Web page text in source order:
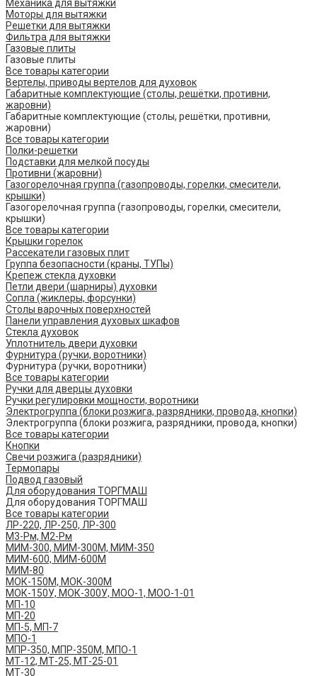
Механика для вытяжки
Моторы для вытяжки
Решетки для вытяжки
Фильтра для вытяжки
Газовые плиты
Газовые плиты
Все товары категории
Вертелы, приводы вертелов для духовок
Габаритные комплектующие (столы, решётки, противни,
жаровни)
Габаритные комплектующие (столы, решётки, противни,
жаровни)
Все товары категории
Полки-решетки
Подставки для мелкой посуды
Противни (жаровни)
Газогорелочная группа (газопроводы, горелки, смесители,
крышки)
Газогорелочная группа (газопроводы, горелки, смесители,
крышки)
Все товары категории
Крышки горелок
Рассекатели газовых плит
Группа безопасности (краны, ТУПы)
Крепеж стекла духовки
Петли двери (шарниры) духовки
Сопла (жиклеры, форсунки)
Столы варочных поверхностей
Панели управления духовых шкафов
Стекла духовок
Уплотнитель двери духовки
Фурнитура (ручки, воротники)
Фурнитура (ручки, воротники)
Все товары категории
Ручки для дверцы духовки
Ручки регулировки мощности, воротники
Электрогруппа (блоки розжига, разрядники, провода, кнопки)
Электрогруппа (блоки розжига, разрядники, провода, кнопки)
Все товары категории
Кнопки
Свечи розжига (разрядники)
Термопары
Подвод газовый
Для оборудования ТОРГМАШ
Для оборудования ТОРГМАШ
Все товары категории
ЛР-220, ЛР-250, ЛР-300
М3-Рм, М2-Рм
МИМ-300, МИМ-300М, МИМ-350
МИМ-600, МИМ-600М
МИМ-80
МОК-150М, МОК-300М
МОК-150У, МОК-300У, МОО-1, МОО-1-01
МП-10
МП-20
МП-5, МП-7
МПО-1
МПР-350, МПР-350М, МПО-1
МТ-12, МТ-25, МТ-25-01
МТ-30